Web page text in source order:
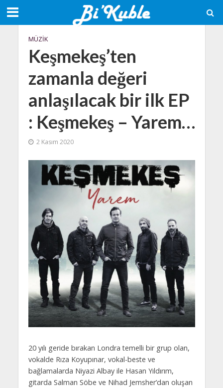
MÜZIK
Keşmekeş’ten
zamanla değeri
anlaşılacak bir ilk EP
: Keşmekeş – Yarem…
2 Kasım 2020
20 yılı geride bırakan Londra temelli bir grup olan,
vokalde Rıza Koyupınar, vokal-beste ve
bağlamalarda Niyazi Albay ile Hasan Yıldırım,
gitarda Salman Söbe ve Nihad Jemsher’dan oluşan